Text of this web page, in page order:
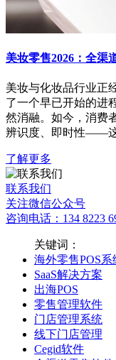
美妆零售2026：全渠
美妆与化妆品行业正
了一个早已开始的进
然消融。如今，消费
辨识度、即时性——
了解更多
联系我们
关注微信公众号
咨询电话：134 8223
关键词：
海外零售POS系
SaaS解决方案
出海POS
零售管理软件
门店管理系统
线下门店管理
Cegid软件